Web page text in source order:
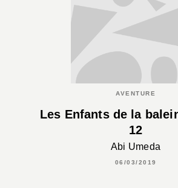
AVENTURE
Les Enfants de la
12
Abi Umeda
06/03/2019